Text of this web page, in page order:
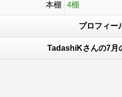
本棚 4棚
プロフィー
TadashiKさんの7月